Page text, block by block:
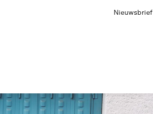
Nieuwsbrief